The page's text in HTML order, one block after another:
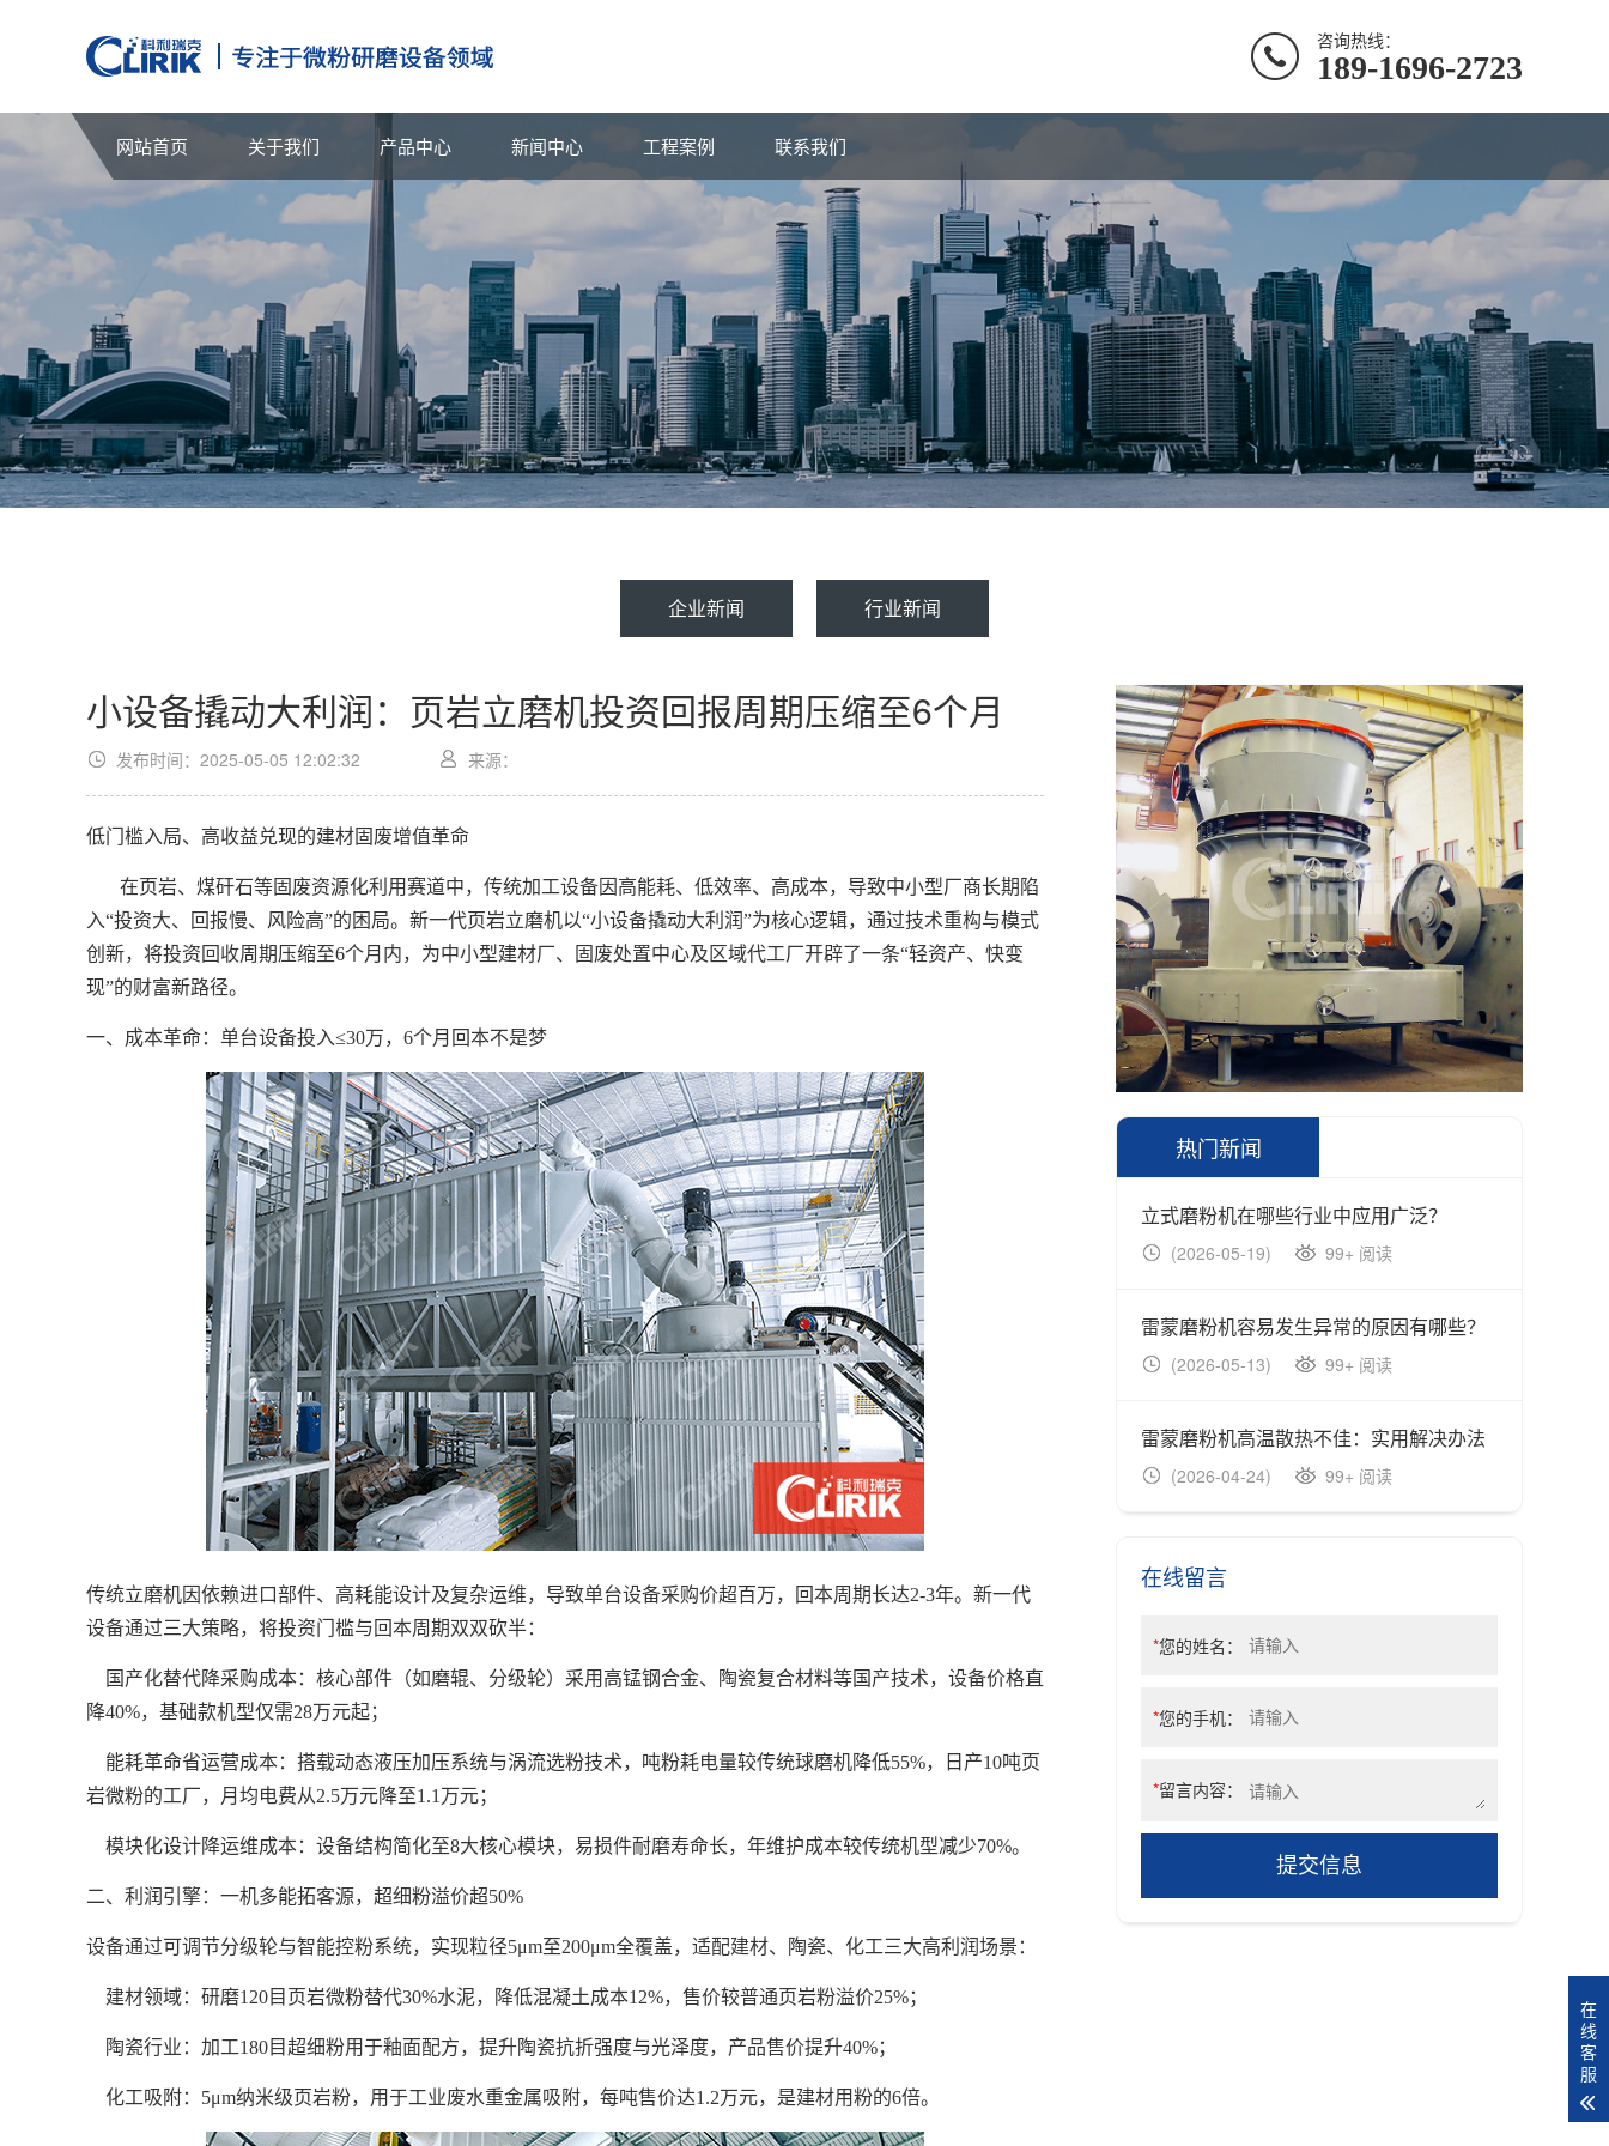
咨询热线：
189-1696-2723
网站首页 关于我们 产品中心 新闻中心 工程案例 联系我们
企业新闻 行业新闻
小设备撬动大利润：页岩立磨机投资回报周期压缩至6个月
发布时间：2025-05-05 12:02:32 来源：
低门槛入局、高收益兑现的建材固废增值革命
在页岩、煤矸石等固废资源化利用赛道中，传统加工设备因高能耗、低效率、高成本，导致中小型厂商长期陷
入“投资大、回报慢、风险高”的困局。新一代页岩立磨机以“小设备撬动大利润”为核心逻辑，通过技术重构与模式
创新，将投资回收周期压缩至6个月内，为中小型建材厂、固废处置中心及区域代工厂开辟了一条“轻资产、快变
现”的财富新路径。
一、成本革命：单台设备投入≤30万，6个月回本不是梦
传统立磨机因依赖进口部件、高耗能设计及复杂运维，导致单台设备采购价超百万，回本周期长达2-3年。新一代
设备通过三大策略，将投资门槛与回本周期双双砍半：
国产化替代降采购成本：核心部件（如磨辊、分级轮）采用高锰钢合金、陶瓷复合材料等国产技术，设备价格直
降40%，基础款机型仅需28万元起；
能耗革命省运营成本：搭载动态液压加压系统与涡流选粉技术，吨粉耗电量较传统球磨机降低55%，日产10吨页
岩微粉的工厂，月均电费从2.5万元降至1.1万元；
模块化设计降运维成本：设备结构简化至8大核心模块，易损件耐磨寿命长，年维护成本较传统机型减少70%。
二、利润引擎：一机多能拓客源，超细粉溢价超50%
设备通过可调节分级轮与智能控粉系统，实现粒径5μm至200μm全覆盖，适配建材、陶瓷、化工三大高利润场景：
建材领域：研磨120目页岩微粉替代30%水泥，降低混凝土成本12%，售价较普通页岩粉溢价25%；
陶瓷行业：加工180目超细粉用于釉面配方，提升陶瓷抗折强度与光泽度，产品售价提升40%；
化工吸附： 5μm纳米级页岩粉，用于工业废水重金属吸附，每吨售价达1.2万元，是建材用粉的6倍。
热门新闻
立式磨粉机在哪些行业中应用广泛？
(2026-05-19) 99+ 阅读
雷蒙磨粉机容易发生异常的原因有哪些？
(2026-05-13) 99+ 阅读
雷蒙磨粉机高温散热不佳：实用解决办法
(2026-04-24) 99+ 阅读
在线留言
*您的姓名：
*您的手机：
*留言内容：
提交信息
在
线
客
服